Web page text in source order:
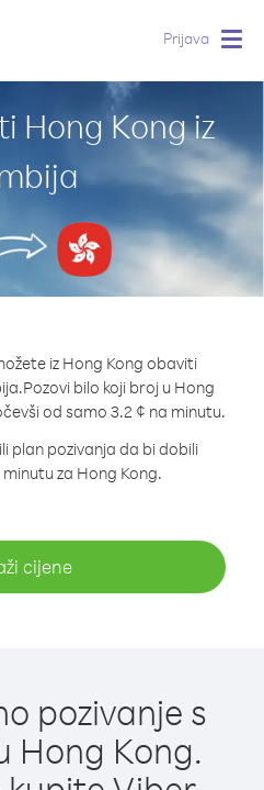
Prijava
Hong Kong iz
iz Hong Kong obaviti
Pozovi bilo koji broj u Hong
od samo 3.2 ¢ na minutu.
plan pozivanja da bi dobili
za Hong Kong.
cijene
pozivanje s
Hong Kong.